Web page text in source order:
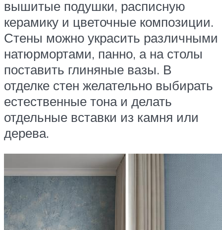
вышитые подушки, расписную
керамику и цветочные композиции.
Стены можно украсить различными
натюрмортами, панно, а на столы
поставить глиняные вазы. В
отделке стен желательно выбирать
естественные тона и делать
отдельные вставки из камня или
дерева.